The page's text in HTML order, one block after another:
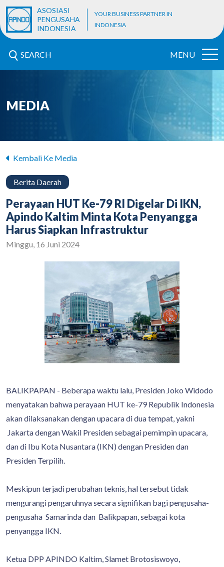
ASOSIASI
PENGUSAHA
INDONESIA
YOUR BUSINESS PARTNER IN
INDONESIA
SEARCH MENU
MEDIA
Kembali Ke Media
Berita Daerah
Perayaan HUT Ke-79 RI Digelar Di IKN,
Apindo Kaltim Minta Kota Penyangga
Harus Siapkan Infrastruktur
Minggu, 16 Juni 2024
BALIKPAPAN - Beberapa waktu lalu, Presiden Joko Widodo
menyatakan bahwa perayaan HUT ke-79 Republik Indonesia
akan dilaksanakan dengan upacara di dua tempat, yakni
Jakarta dengan Wakil Presiden sebagai pemimpin upacara,
dan di Ibu Kota Nusantara (IKN) dengan Presiden dan
Presiden Terpilih.
Meskipun terjadi perubahan teknis, hal tersebut tidak
mengurangi pengaruhnya secara signifikan bagi pengusaha-
pengusaha Samarinda dan Balikpapan, sebagai kota
penyangga IKN.
Ketua DPP APINDO Kaltim, Slamet Brotosiswoyo,